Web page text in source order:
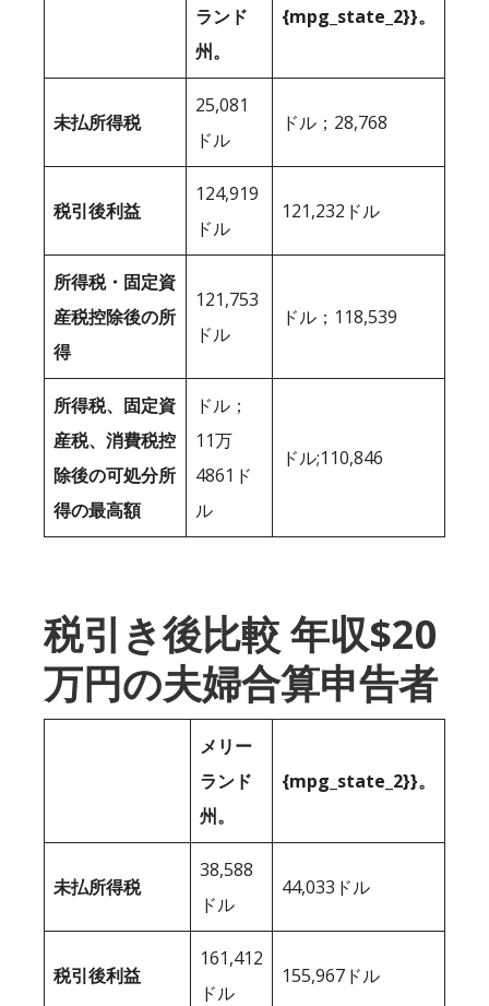
ランド
州。
{mpg_state_2}}。
未払所得税
25,081
ドル
ドル；28,768
税引後利益
124,919
ドル
121,232ドル
所得税・固定資
産税控除後の所
得
121,753
ドル
ドル；118,539
所得税、固定資
産税、消費税控
除後の可処分所
得の最高額
ドル；
11万
4861ド
ル
ドル;110,846
税引き後比較 年収$20
万円の夫婦合算申告者
メリー
ランド
州。
{mpg_state_2}}。
未払所得税
38,588
ドル
44,033ドル
税引後利益
161,412
ドル
155,967ドル